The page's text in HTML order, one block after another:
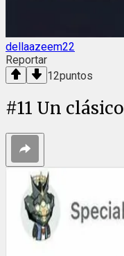
dellaazeem22
Reportar
12puntos
#11 Un clásico